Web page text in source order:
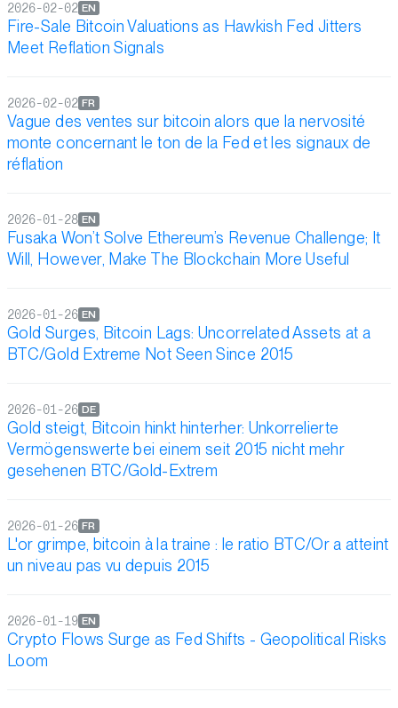
Fire-Sale Bitcoin Valuations as Hawkish Fed Jitters
Meet Reflation Signals
EN
2026-02-02
Vague des ventes sur bitcoin alors que la nervosité
monte concernant le ton de la Fed et les signaux de
réflation
FR
2026-02-02
Fusaka Won’t Solve Ethereum’s Revenue Challenge; It
Will, However, Make The Blockchain More Useful
EN
2026-01-28
Gold Surges, Bitcoin Lags: Uncorrelated Assets at a
BTC/Gold Extreme Not Seen Since 2015
EN
2026-01-26
Gold steigt, Bitcoin hinkt hinterher: Unkorrelierte
Vermögenswerte bei einem seit 2015 nicht mehr
gesehenen BTC/Gold-Extrem
DE
2026-01-26
L'or grimpe, bitcoin à la traine : le ratio BTC/Or a atteint
un niveau pas vu depuis 2015
FR
2026-01-26
Crypto Flows Surge as Fed Shifts - Geopolitical Risks
Loom
EN
2026-01-19